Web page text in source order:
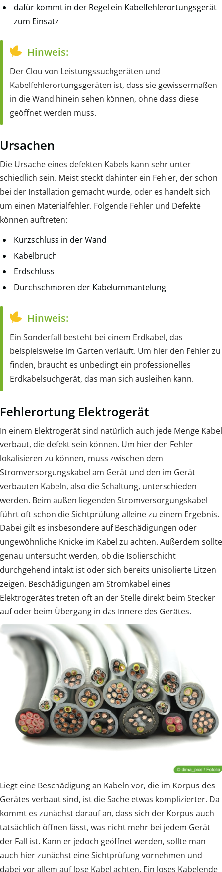
dafür kommt in der Regel ein Kabelfehlerortungsgerät
zum Einsatz
Hinweis:
Der Clou von Leistungssuchgeräten und
Kabelfehlerortungsgeräten ist, dass sie gewissermaßen
in die Wand hinein sehen können, ohne dass diese
geöffnet werden muss.
Ursachen
Die Ursache eines defekten Kabels kann sehr unter
schiedlich sein. Meist steckt dahinter ein Fehler, der schon
bei der Installation gemacht wurde, oder es handelt sich
um einen Materialfehler. Folgende Fehler und Defekte
können auftreten:
Kurzschluss in der Wand
Kabelbruch
Erdschluss
Durchschmoren der Kabelummantelung
Hinweis:
Ein Sonderfall besteht bei einem Erdkabel, das
beispielsweise im Garten verläuft. Um hier den Fehler zu
finden, braucht es unbedingt ein professionelles
Erdkabelsuchgerät, das man sich ausleihen kann.
Fehlerortung Elektrogerät
In einem Elektrogerät sind natürlich auch jede Menge Kabel
verbaut, die defekt sein können. Um hier den Fehler
lokalisieren zu können, muss zwischen dem
Stromversorgungskabel am Gerät und den im Gerät
verbauten Kabeln, also die Schaltung, unterschieden
werden. Beim außen liegenden Stromversorgungskabel
führt oft schon die Sichtprüfung alleine zu einem Ergebnis.
Dabei gilt es insbesondere auf Beschädigungen oder
ungewöhnliche Knicke im Kabel zu achten. Außerdem sollte
genau untersucht werden, ob die Isolierschicht
durchgehend intakt ist oder sich bereits unisolierte Litzen
zeigen. Beschädigungen am Stromkabel eines
Elektrogerätes treten oft an der Stelle direkt beim Stecker
auf oder beim Übergang in das Innere des Gerätes.
Liegt eine Beschädigung an Kabeln vor, die im Korpus des
Gerätes verbaut sind, ist die Sache etwas komplizierter. Da
kommt es zunächst darauf an, dass sich der Korpus auch
tatsächlich öffnen lässt, was nicht mehr bei jedem Gerät
der Fall ist. Kann er jedoch geöffnet werden, sollte man
auch hier zunächst eine Sichtprüfung vornehmen und
dabei vor allem auf lose Kabel achten. Ein loses Kabelende